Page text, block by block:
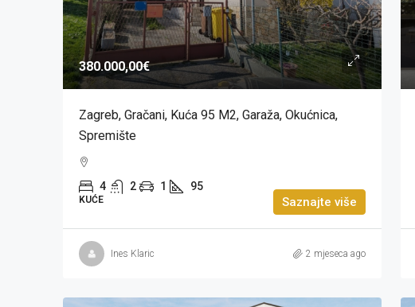
380.000,00€
Zagreb, Gračani, Kuća 95 M2, Garaža, Okućnica,
Spremište
4 2 1 95
KUĆE Saznajte više
Ines Klaric 2 mjeseca ago